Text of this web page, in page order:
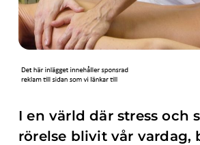
I en värld där stress och
rörelse blivit vår vardag,